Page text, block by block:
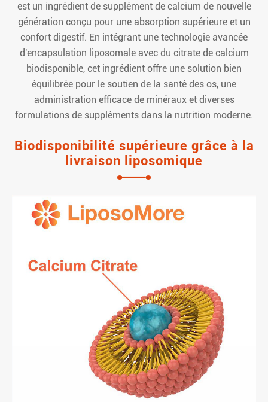
est un ingrédient de supplément de calcium de nouvelle
génération conçu pour une absorption supérieure et un
confort digestif. En intégrant une technologie avancée
d'encapsulation liposomale avec du citrate de calcium
biodisponible, cet ingrédient offre une solution bien
équilibrée pour le soutien de la santé des os, une
administration efficace de minéraux et diverses
formulations de suppléments dans la nutrition moderne.
Biodisponibilité supérieure grâce à la
livraison liposomique